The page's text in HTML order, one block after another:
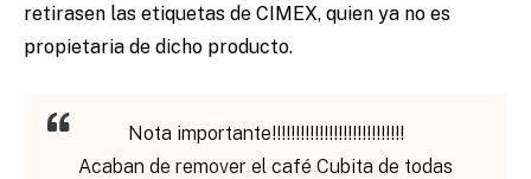
retirasen las etiquetas de CIMEX, quien ya no es
propietaria de dicho producto.
Nota importante!!!!!!!!!!!!!!!!!!!!!!!!!!!!
Acaban de remover el café Cubita de todas